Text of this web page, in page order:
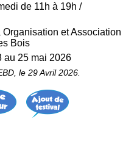
de 11h à 19h /
et Association
Bois
au 25 mai 2026
le 29 Avril 2026.